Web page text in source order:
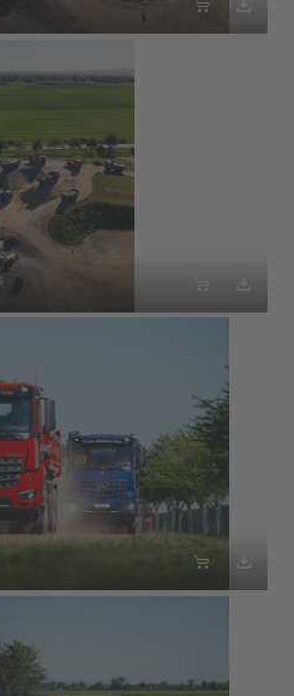
 
 
 